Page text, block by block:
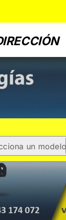
un modelo